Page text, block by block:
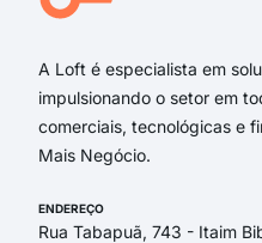
Hércules Mazzoni
A Loft é especialista em
impulsionando o setor em
comerciais, tecnológicas e
Mais Negócio.
ENDEREÇO
Rua Tabapuã, 743 - Itaim